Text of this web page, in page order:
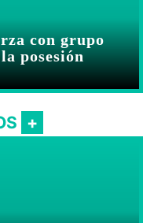
con grupo
posesión